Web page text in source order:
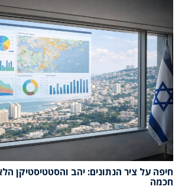
חיפה על ציר הנתונים: יהב והסטטיסטיקן
חכמה